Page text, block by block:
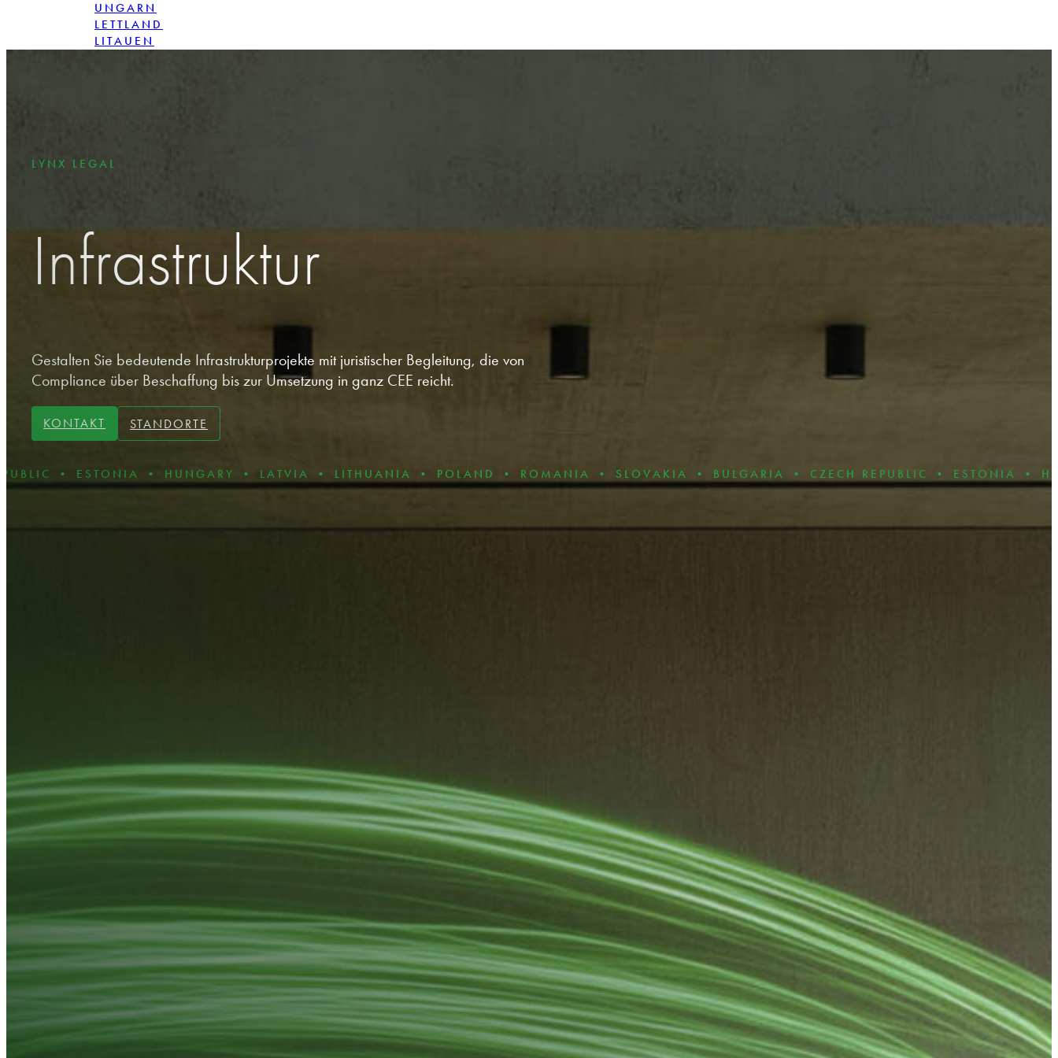
UNGARN
LETTLAND
LITAUEN
LYNX LEGAL
Infrastruktur
Gestalten Sie bedeutende Infrastrukturprojekte mit juristischer Begleitung, die von
Compliance über Beschaffung bis zur Umsetzung in ganz CEE reicht.
KONTAKT STANDORTE
ESTONIA • HUNGARY • LATVIA • LITHUANIA • POLAND • ROMANIA • SLOVAKIA • BULGARIA • CZECH REPUBLIC • ESTONIA •